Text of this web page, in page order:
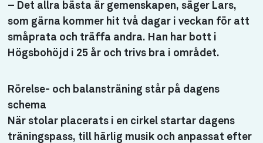
– Det allra bästa är gemenskapen, säger Lars,
som gärna kommer hit två dagar i veckan för att
småprata och träffa andra. Han har bott i
Högsbohöjd i 25 år och trivs bra i området.
Rörelse- och balansträning står på dagens
schema
När stolar placerats i en cirkel startar dagens
träningspass, till härlig musik och anpassat efter